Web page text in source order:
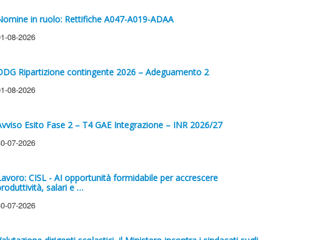
in ruolo: Rettifiche A047-A019-ADAA
08-2026
Ripartizione contingente 2026 – Adeguamento 2
08-2026
Esito Fase 2 – T4 GAE Integrazione – INR 2026/27
07-2026
CISL - AI opportunità formidabile per accrescere
salari e …
07-2026